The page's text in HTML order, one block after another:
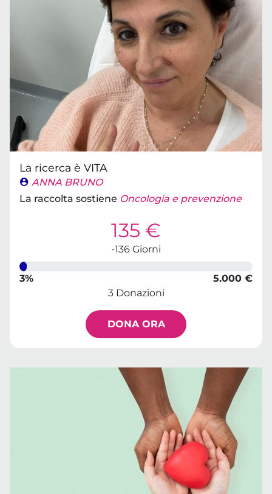
La ricerca è VITA
ANNA BRUNO
La raccolta sostiene Oncologia e prevenzione
135 €
-136 Giorni
3%
5.000 €
3 Donazioni
DONA ORA